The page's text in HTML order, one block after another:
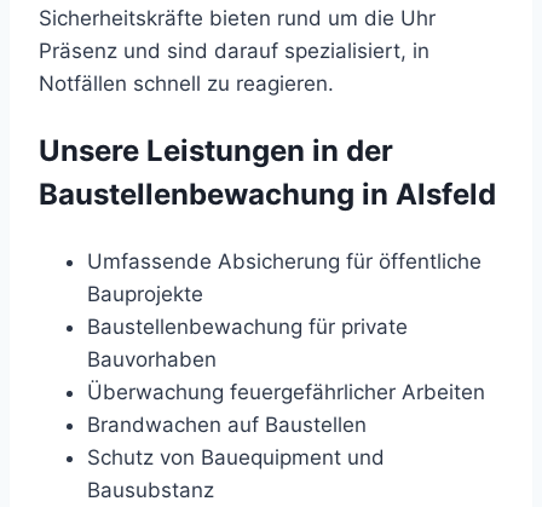
Sicherheitskräfte bieten rund um die Uhr
Präsenz und sind darauf spezialisiert, in
Notfällen schnell zu reagieren.
Unsere Leistungen in der
Baustellenbewachung in Alsfeld
Umfassende Absicherung für öffentliche
Bauprojekte
Baustellenbewachung für private
Bauvorhaben
Überwachung feuergefährlicher Arbeiten
Brandwachen auf Baustellen
Schutz von Bauequipment und
Bausubstanz